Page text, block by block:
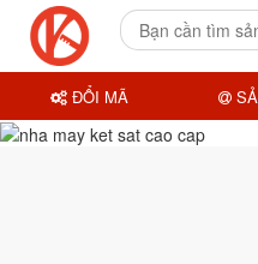
ĐỔI MÃ